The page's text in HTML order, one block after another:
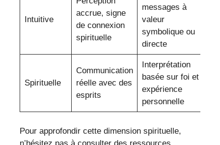
Intuitive
accrue, signe
de connexion
spirituelle
messages à
valeur
symbolique ou
directe
Spirituelle
Communication
réelle avec des
esprits
Interprétation
basée sur foi et
expérience
personnelle
Pour approfondir cette dimension spirituelle,